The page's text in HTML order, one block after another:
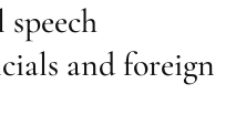
speech
and foreign